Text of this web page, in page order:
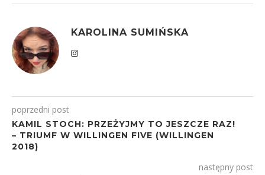
KAROLINA SUMIŃSKA
poprzedni post
KAMIL STOCH: PRZEŻYJMY TO JESZCZE RAZ!
– TRIUMF W WILLINGEN FIVE (WILLINGEN
2018)
następny post